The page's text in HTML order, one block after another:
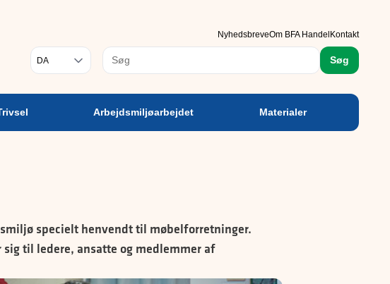
NyhedsbreveOm BFA Handel Kontakt
Vælg sprog Søg
Arbejdsmiljøarbejdet Materialer
specielt henvendt til møbelforretninger.
til ledere, ansatte og medlemmer af